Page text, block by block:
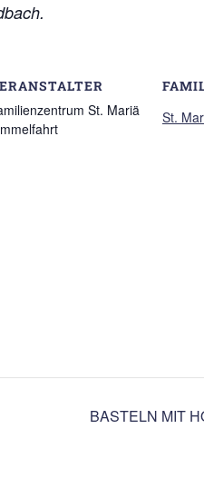
St. Mariä
St.
BASTELN MIT